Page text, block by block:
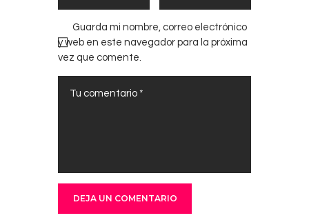
Guarda mi nombre, correo electrónico
y web en este navegador para la próxima
vez que comente.